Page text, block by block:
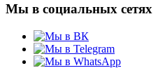
Мы в социальных сетях